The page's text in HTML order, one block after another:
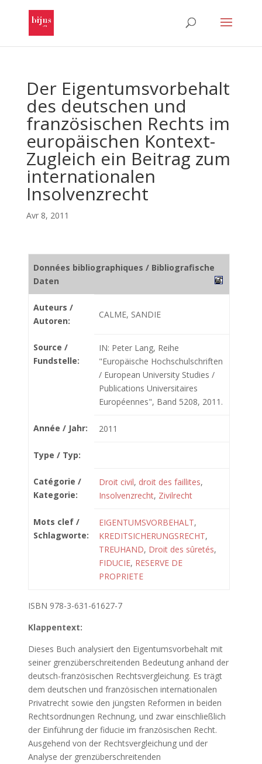
Der Eigentumsvorbehalt
des deutschen und
französischen Rechts im
europäischen Kontext-
Zugleich ein Beitrag zum
internationalen
Insolvenzrecht
Avr 8, 2011
Données bibliographiques / Bibliografische
Daten
Auteurs /
Autoren:
CALME, SANDIE
Source /
Fundstelle:
IN: Peter Lang, Reihe
"Europäische Hochschulschriften
/ European University Studies /
Publications Universitaires
Européennes", Band 5208, 2011.
Année / Jahr: 2011
Type / Typ:
Catégorie /
Kategorie:
Droit civil, droit des faillites,
Insolvenzrecht, Zivilrecht
Mots clef /
Schlagworte:
EIGENTUMSVORBEHALT,
KREDITSICHERUNGSRECHT,
TREUHAND, Droit des sûretés,
FIDUCIE, RESERVE DE
PROPRIETE
ISBN 978-3-631-61627-7
Klappentext:
Dieses Buch analysiert den Eigentumsvorbehalt mit
seiner grenzüberschreitenden Bedeutung anhand der
deutsch-französischen Rechtsvergleichung. Es trägt
dem deutschen und französischen internationalen
Privatrecht sowie den jüngsten Reformen in beiden
Rechtsordnungen Rechnung, und zwar einschließlich
der Einführung der fiducie im französischen Recht.
Ausgehend von der Rechtsvergleichung und der
Analyse der grenzüberschreitenden